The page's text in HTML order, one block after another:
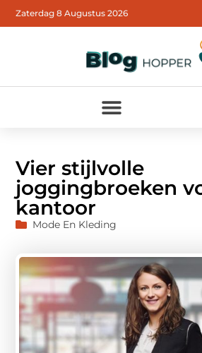
Zaterdag 8 Augustus 2026
Vier stijlvolle
joggingbroeken
kantoor
Mode En Kleding